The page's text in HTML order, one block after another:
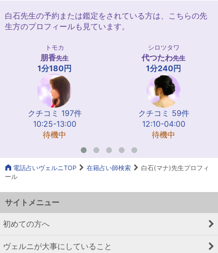
白石先生の予約または鑑定をされている方は、こちらの先
生方のプロフィールも見ています。
トモカ
朋香先生
1分180円
クチコミ 197件
10:25-13:00
待機中
シロツタワ
代つたわ先生
1分240円
クチコミ 59件
12:10-04:00
待機中
電話占いヴェルニTOP 在籍占い師検索
白石(マナ)先生プロフィ
ール
サイトメニュー
初めての方へ
ヴェルニが大事にしていること